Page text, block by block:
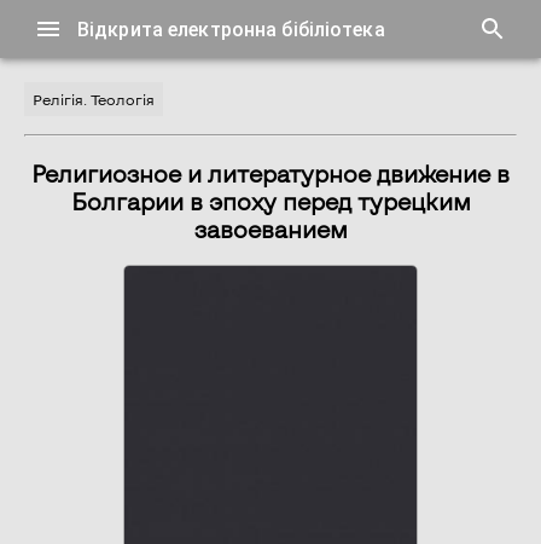
Відкрита електронна бібіліотека
Релігія. Теологія
Религиозное и литературное движение в
Болгарии в эпоху перед турецким
завоеванием